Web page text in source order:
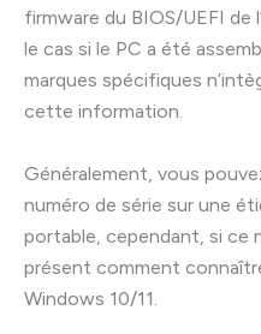
firmware du BIOS/UEFI de
le cas si le PC a été
marques spécifiques
cette information.
Généralement, vous
numéro de série sur une
portable, cependant, si ce
présent comment
Windows 10/11.